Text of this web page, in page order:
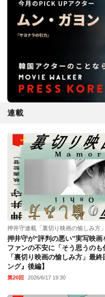
連載
押井守連載「裏切り映画の愉しみ方」
押井守が“評判の悪い”実写映画
ファンの不安に「そう思うの
「裏切り映画の愉しみ方」最
ング』後編】
第20回 2026/6/17 19:30